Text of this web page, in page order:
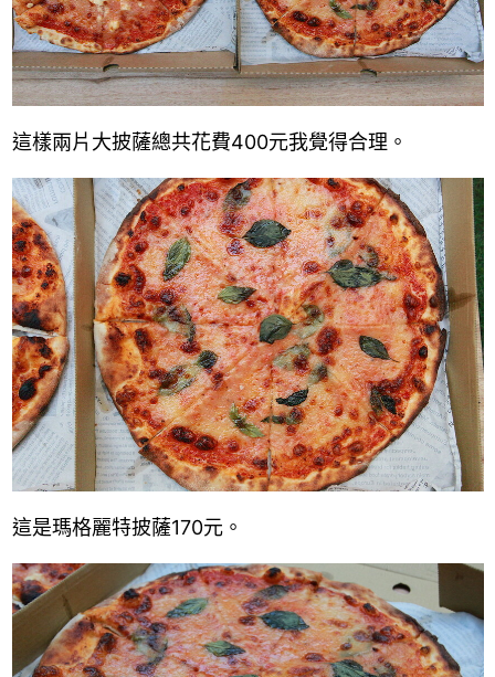
這樣兩片大披薩總共花費400元我覺得合理。
這是瑪格麗特披薩170元。